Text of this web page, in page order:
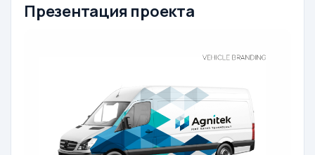
Презентация проекта